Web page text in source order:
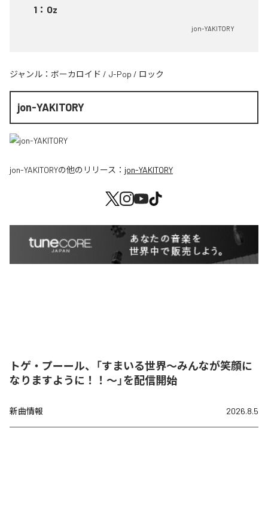
1 ： Oz
jon-YAKITORY
ジャンル： ボーカロイド / J-Pop / ロック
jon-YAKITORY
jon-YAKITORYの他のリリース： jon-YAKITORY
トゲ・プーール、「すまいる世界〜みんなが笑顔に
なりますように！！〜」を配信開始
新曲情報 2026.8.5